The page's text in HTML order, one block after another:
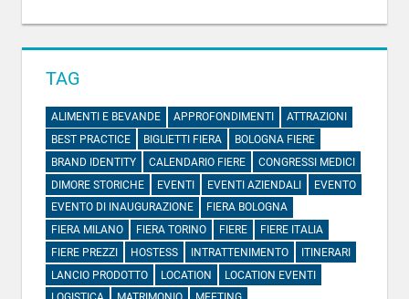
TAG
ALIMENTI E BEVANDE APPROFONDIMENTI
ATTRAZIONI
BEST PRACTICE
BIGLIETTI FIERA
BOLOGNA FIERE
BRAND IDENTITY
CALENDARIO FIERE
CONGRESSI MEDICI
DIMORE STORICHE
EVENTI EVENTI AZIENDALI
EVENTO
EVENTO DI INAUGURAZIONE
FIERA BOLOGNA
FIERA MILANO
FIERA TORINO FIERE
FIERE ITALIA
FIERE PREZZI
HOSTESS INTRATTENIMENTO
ITINERARI
LANCIO PRODOTTO
LOCATION
LOCATION EVENTI